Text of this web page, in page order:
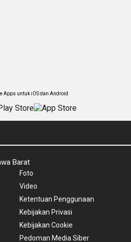
Apps untuk iOS dan Android
Barat
Foto
Video
Ketentuan Penggunaan
Kebijakan Privasi
Kebijakan Cookie
Pedoman Media Siber